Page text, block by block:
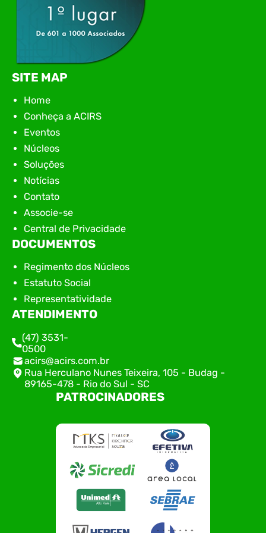
SITE MAP
Home
Conheça a ACIRS
Eventos
Núcleos
Soluções
Notícias
Contato
Associe-se
Central de Privacidade
DOCUMENTOS
Regimento dos Núcleos
Estatuto Social
Representatividade
ATENDIMENTO
(47) 3531-
0500
acirs@acirs.com.br
Rua Herculano Nunes Teixeira, 105 - Budag -
89165-478 - Rio do Sul - SC
PATROCINADORES